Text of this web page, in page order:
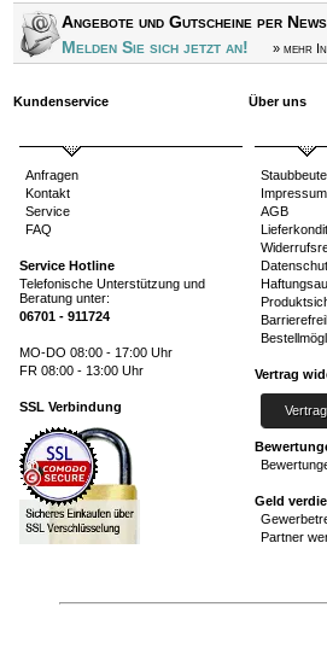
Angebote und Gutscheine per
Melden Sie sich jetzt an!
» mehr
Kundenservice
Anfragen
Kontakt
Service
FAQ
Service Hotline
Telefonische Unterstützung und
Beratung unter:
06701 - 911724
MO-DO 08:00 - 17:00 Uhr
FR 08:00 - 13:00 Uhr
SSL Verbindung
Über uns
Impressum
AGB
Vertrag
Geld
Partner